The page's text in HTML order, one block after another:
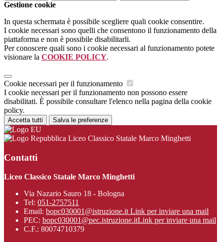
Gestione cookie
In questa schermata è possibile scegliere quali cookie consentire.
I cookie necessari sono quelli che consentono il funzionamento della
piattaforma e non è possibile disabilitarli.
Per conoscere quali sono i cookie necessari al funzionamento potete
visionare la COOKIE POLICY.
Cookie necessari per il funzionamento
I cookie necessari per il funzionamento non possono essere
disabilitati. È possibile consultare l'elenco nella pagina della cookie
policy.
Accetta tutti Salva le preferenze
Liceo Classico Statale Marco Minghetti
Contatti
Liceo Classico Statale Marco Minghetti
Via Nazario Sauro 18 - Bologna
Tel: 051-2757511
Email: bopc030001@istruzione.it Link per inviare una mail
PEC: bopc030001@pec.istruzione.itLink per inviare una mail
C.F.: 80074710379